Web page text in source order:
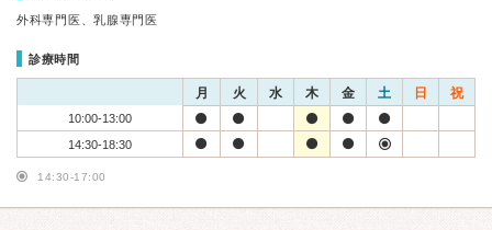
外科専門医、乳腺専門医
診療時間
月 火 水 木 金 土 日 祝
10:00-13:00
14:30-18:30
14:30-17:00